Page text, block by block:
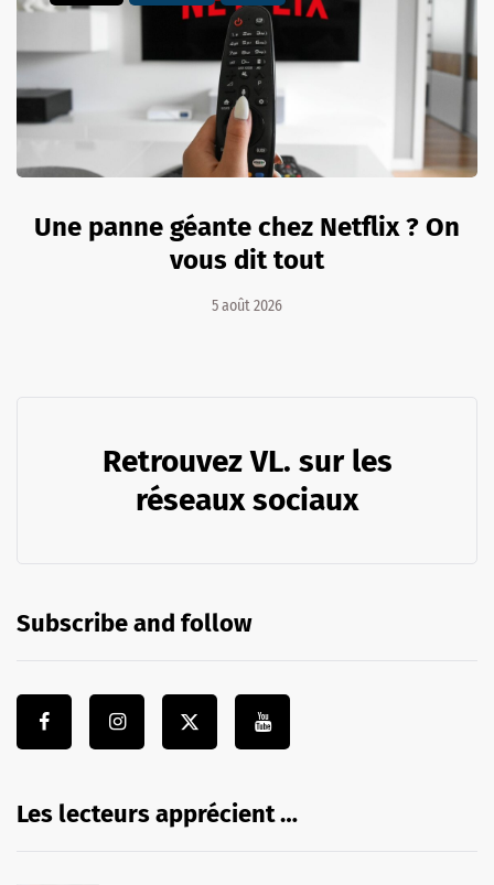
Une panne géante chez Netflix ? On
vous dit tout
5 août 2026
Retrouvez VL. sur les
réseaux sociaux
Subscribe and follow
Les lecteurs apprécient …